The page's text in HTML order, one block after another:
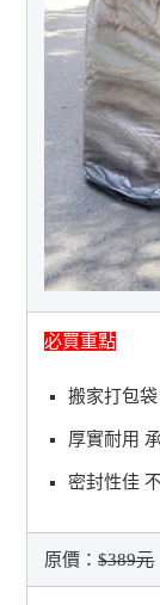
必買重點
搬家打包
厚實耐用
密封性佳
原價：$389元